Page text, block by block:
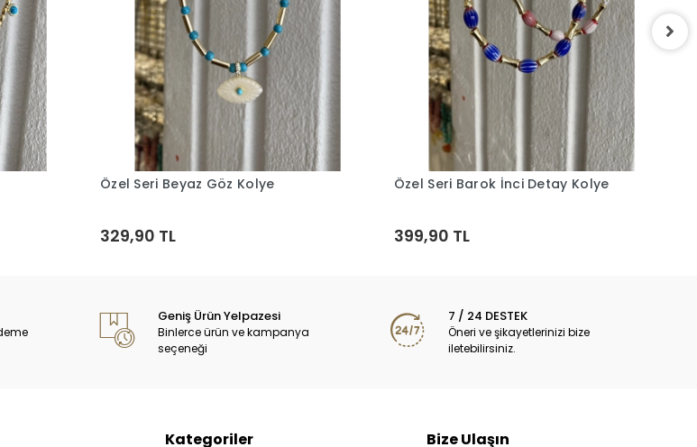
Sepete Ekle
Özel Seri Beyaz Göz Kolye
329,90 TL
Sepete Ekle
Özel Seri Barok İnci Detay Kolye
399,90 TL
Geniş Ürün Yelpazesi
Binlerce ürün ve kampanya
seçeneği
7 / 24 DESTEK
Öneri ve şikayetlerinizi bize
iletebilirsiniz.
Kategoriler Bize Ulaşın